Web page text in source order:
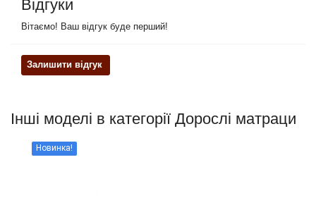
Відгуки
Вітаємо! Ваш відгук буде перший!
Залишити відгук
Інші моделі в категорії Дорослі матраци
Новинка!